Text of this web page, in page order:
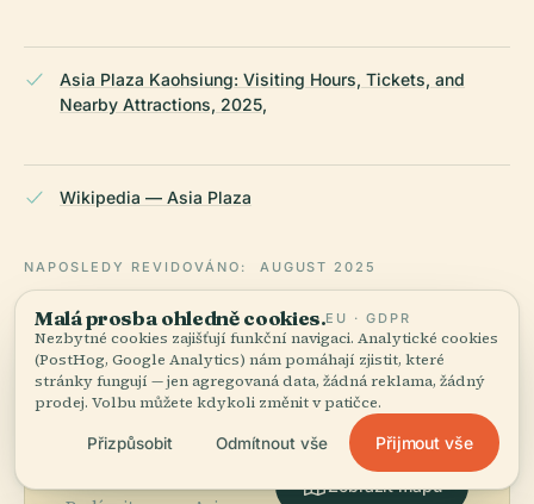
Asia Plaza Kaohsiung: Visiting Hours, Tickets, and
Nearby Attractions, 2025,
Wikipedia — Asia Plaza
NAPOSLEDY REVIDOVÁNO: AUGUST 2025
fakticky ověřeno ·Jak tvoříme naše průvodce →
Prozkoumejte
Zobrazit mapu
Malá prosba ohledně cookies.EU · GDPR
Nezbytné cookies zajišťují funkční navigaci. Analytické cookies
(PostHog, Google Analytics) nám pomáhají zjistit, které
stránky fungují — jen agregovaná data, žádná reklama, žádný
prodej. Volbu můžete kdykoli změnit v patičce.
Přizpůsobit Odmítnout vše Přijmout vše